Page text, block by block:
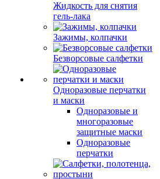
Жидкость для снятия
гель-лака
Зажимы, колпачки
Безворсовые салфетки
Одноразовые перчатки
и маски
Одноразовые и
многоразовые
защитные маски
Одноразовые
перчатки